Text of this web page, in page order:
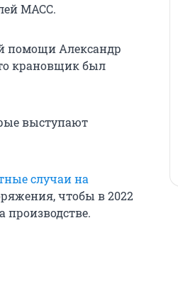
МАСС.
помощи Александр
крановщик был
выступают
случаи на
чтобы в 2022
производстве.